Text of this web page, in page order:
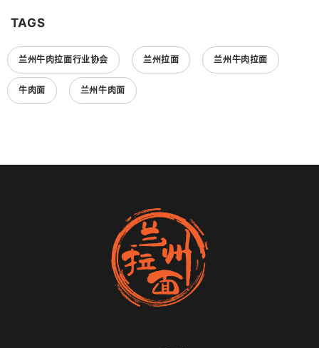
TAGS
兰州牛肉拉面行业协会 兰州拉面 兰州牛肉拉面
牛肉面 兰州牛肉面